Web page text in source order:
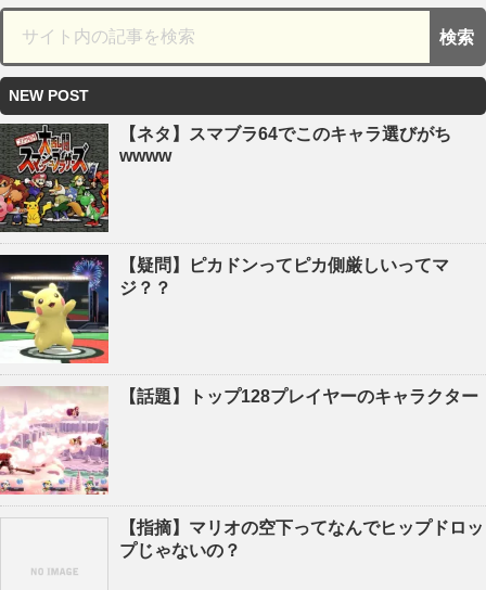
NEW POST
【ネタ】スマブラ64でこのキャラ選びがち
wwww
【疑問】ピカドンってピカ側厳しいってマ
ジ？？
【話題】トップ128プレイヤーのキャラクター
【指摘】マリオの空下ってなんでヒップドロッ
プじゃないの？